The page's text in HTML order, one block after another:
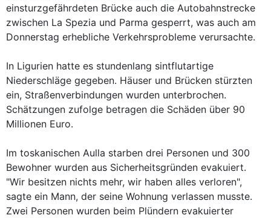
einsturzgefährdeten Brücke auch die Autobahnstrecke
zwischen La Spezia und Parma gesperrt, was auch am
Donnerstag erhebliche Verkehrsprobleme verursachte.
In Ligurien hatte es stundenlang sintflutartige
Niederschläge gegeben. Häuser und Brücken stürzten
ein, Straßenverbindungen wurden unterbrochen.
Schätzungen zufolge betragen die Schäden über 90
Millionen Euro.
Im toskanischen Aulla starben drei Personen und 300
Bewohner wurden aus Sicherheitsgründen evakuiert.
"Wir besitzen nichts mehr, wir haben alles verloren",
sagte ein Mann, der seine Wohnung verlassen musste.
Zwei Personen wurden beim Plündern evakuierter